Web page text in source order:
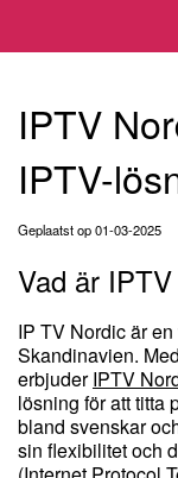
IPTV
IPTV-
Geplaatst op 01-03-2025
Vad är
IP TV Nordic är
Skandinavien.
erbjuderIPTV
lösning för att titta
bland svenskar
sin flexibilitet och